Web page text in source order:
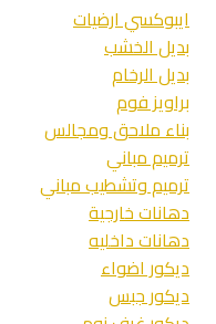
البيتايبوكسي ارضيات
بديل الخشب
بديل الرخام
براويز فوم
بناء ملاحق ومجالس
ترميم مباني
ترميم وتشطيب مباني
دهانات خارجية
دهانات داخليه
ديكور اضواء
ديكور جبس